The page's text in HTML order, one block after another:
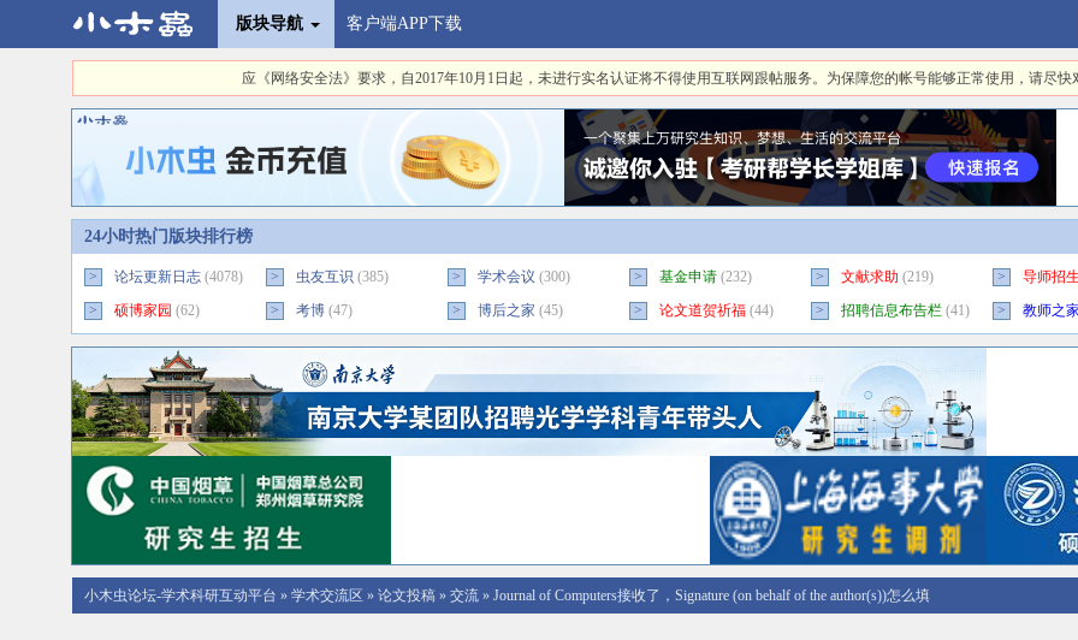
版块导航 客户端APP下载
应《网络安全法》要求，自2017年10月1日起，未进行实名认证将不得使用互联网跟帖服务。为保障您的帐号能够正常使用，请尽
24小时热门版块排行榜
> 论坛更新日志(4078) > 虫友互识 (385) > 学术会议 (300) > 基金申请(232) > 文献求助 (219) > 导师招生
>
硕博家园 (62) > 考博(47) > 博后之家 (45) > 论文道贺祈福(44) > 招聘信息布告栏(41) > 教师之家
小木虫论坛-学术科研互动平台 » 学术交流区 » 论文投稿» 交流» Journal of Computers接收了，Signature (on behalf of the author(s))怎么填